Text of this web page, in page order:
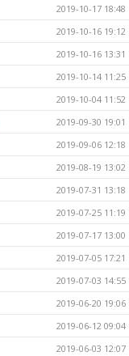
2019-10-17 18:48
2019-10-16 19:12
2019-10-16 13:31
2019-10-14 11:25
2019-10-04 11:52
2019-09-30 19:01
2019-09-06 12:18
2019-08-19 13:02
2019-07-31 13:18
2019-07-25 11:19
2019-07-17 13:00
2019-07-05 17:21
2019-07-03 14:55
2019-06-20 19:06
2019-06-12 09:04
2019-06-03 12:07